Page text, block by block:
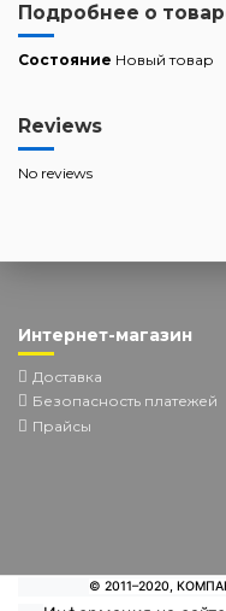
Подробнее о
Состояние Новый товар
Reviews
No reviews
Интернет-магазин
Доставка
Безопасность платежей
Прайсы
© 2011–2020,